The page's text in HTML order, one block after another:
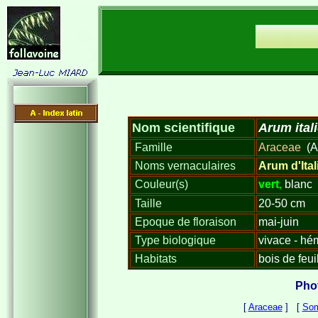
Nom scientifique Arum
Famille Araceae
Noms vernaculaires
Arum
Couleur(s)
vert,
Taille
20-50 cm
Epoque de floraison
mai-juin
Type biologique
vivace -
Habitats
bois de
[ Araceae] [